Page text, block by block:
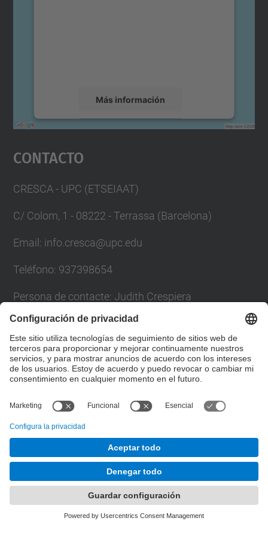
Más información
Aceptar
powered by
Contacto
CRESCA - UPC (ETSEIAAT)
C/ Colom, 1 - 08222 - Terrassa (Barcelona)
Email: info.cresca@upc.edu
Teléfono: 937398654
Persona de contacte: Judith Crespiera
Formulario de contacto
Lista Redes Sociales
Desarrollado con